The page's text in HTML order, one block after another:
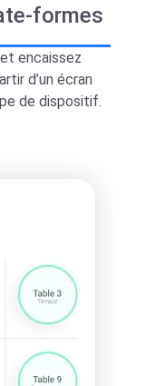
formes​
encaissez
d’un écran
de dispositif.